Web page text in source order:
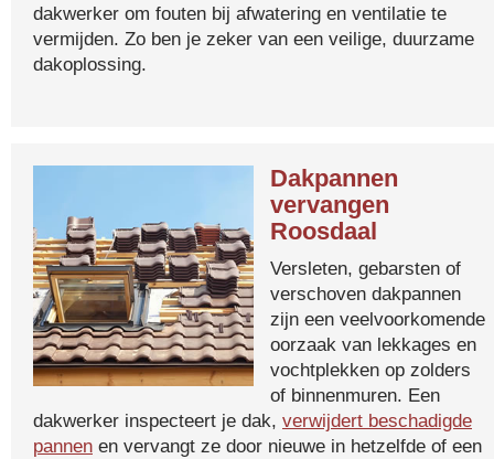
dakwerker om fouten bij afwatering en ventilatie te
vermijden. Zo ben je zeker van een veilige, duurzame
dakoplossing.
Dakpannen
vervangen
Roosdaal
Versleten, gebarsten of
verschoven dakpannen
zijn een veelvoorkomende
oorzaak van lekkages en
vochtplekken op zolders
of binnenmuren. Een
dakwerker inspecteert je dak, verwijdert beschadigde
pannen en vervangt ze door nieuwe in hetzelfde of een